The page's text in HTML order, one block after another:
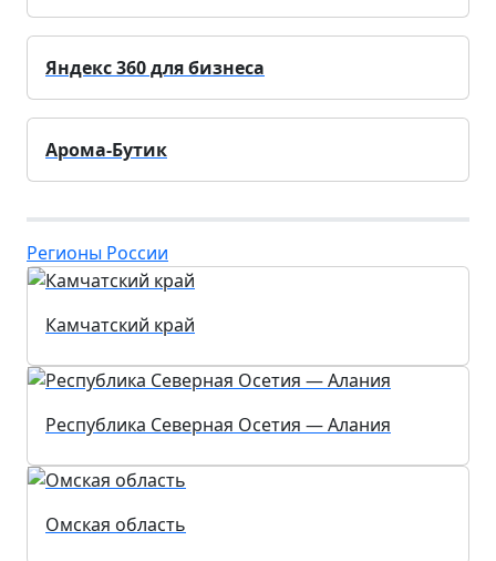
Яндекс 360 для бизнеса
Арома-Бутик
Регионы России
Камчатский край
Республика Северная Осетия — Алания
Омская область